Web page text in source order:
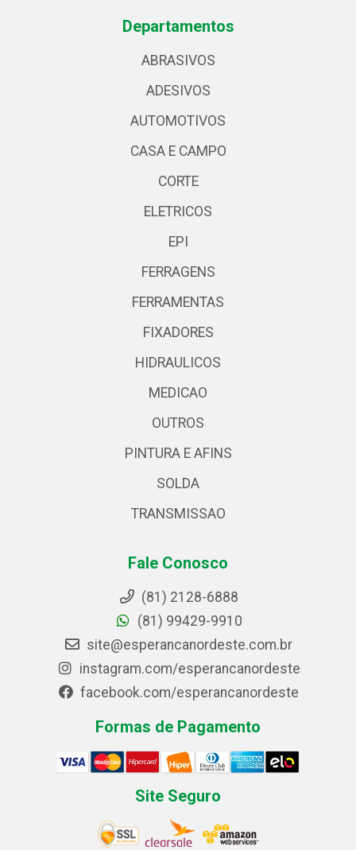
Departamentos
ABRASIVOS
ADESIVOS
AUTOMOTIVOS
CASA E CAMPO
CORTE
ELETRICOS
EPI
FERRAGENS
FERRAMENTAS
FIXADORES
HIDRAULICOS
MEDICAO
OUTROS
PINTURA E AFINS
SOLDA
TRANSMISSAO
Fale Conosco
(81) 2128-6888
(81) 99429-9910
site@esperancanordeste.com.br
instagram.com/esperancanordeste
facebook.com/esperancanordeste
Formas de Pagamento
Site Seguro